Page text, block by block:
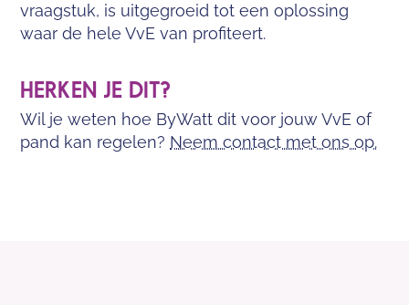
vraagstuk, is uitgegroeid tot een oplossing
waar de hele VvE van profiteert.
HERKEN JE DIT?
Wil je weten hoe ByWatt dit voor jouw VvE of
pand kan regelen? Neem contact met ons op.